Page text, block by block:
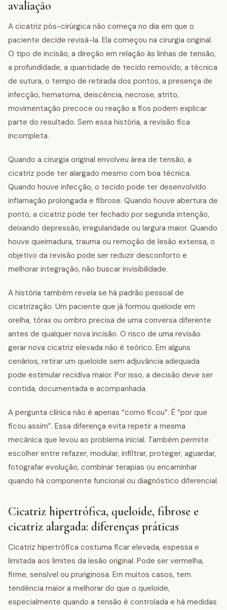
avaliação
A cicatriz pós-cirúrgica não começa no dia em que o
paciente decide revisá-la. Ela começou na cirurgia original.
O tipo de incisão, a direção em relação às linhas de tensão,
a profundidade, a quantidade de tecido removido, a técnica
de sutura, o tempo de retirada dos pontos, a presença de
infecção, hematoma, deiscência, necrose, atrito,
movimentação precoce ou reação a fios podem explicar
parte do resultado. Sem essa história, a revisão fica
incompleta.
Quando a cirurgia original envolveu área de tensão, a
cicatriz pode ter alargado mesmo com boa técnica.
Quando houve infecção, o tecido pode ter desenvolvido
inflamação prolongada e fibrose. Quando houve abertura de
ponto, a cicatriz pode ter fechado por segunda intenção,
deixando depressão, irregularidade ou largura maior. Quando
houve queimadura, trauma ou remoção de lesão extensa, o
objetivo da revisão pode ser reduzir desconforto e
melhorar integração, não buscar invisibilidade.
A história também revela se há padrão pessoal de
cicatrização. Um paciente que já formou queloide em
orelha, tórax ou ombro precisa de uma conversa diferente
antes de qualquer nova incisão. O risco de uma revisão
gerar nova cicatriz elevada não é teórico. Em alguns
cenários, retirar um queloide sem adjuvância adequada
pode estimular recidiva maior. Por isso, a decisão deve ser
contida, documentada e acompanhada.
A pergunta clínica não é apenas “como ficou”. É “por que
ficou assim”. Essa diferença evita repetir a mesma
mecânica que levou ao problema inicial. Também permite
escolher entre refazer, modular, infiltrar, proteger, aguardar,
fotografar evolução, combinar terapias ou encaminhar
quando há componente funcional ou diagnóstico diferencial.
Cicatriz hipertrófica, queloide, fibrose e
cicatriz alargada: diferenças práticas
Cicatriz hipertrófica costuma ficar elevada, espessa e
limitada aos limites da lesão original. Pode ser vermelha,
firme, sensível ou pruriginosa. Em muitos casos, tem
tendência maior a melhorar do que o queloide,
especialmente quando a tensão é controlada e há medidas